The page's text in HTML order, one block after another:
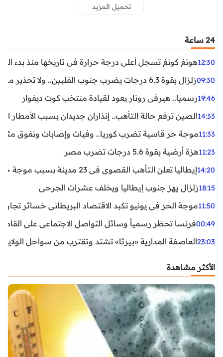
تحميل المزيد
24 ساعة
12:30هونغ كونغ تسجل أعلى درجة حرارة في تاريخها منذ بدء
09:30زلزال بقوة 6.3 درجات يضرب جنوب الفلبين.. ولا تحذير من تسونامي حتى الآن
19:46رسميا.. هيرفي رونار يعود لقيادة منتخب كوت ديفوار
14:33الصين ترفع حالة التأهب.. إنذاران جديدان بسبب الأمطار
11:33موجة حر قاسية تضرب كوريا.. وفيات وإصابات ونفوق مئات
11:23هزة أرضية بقوة 5.6 درجات تضرب مصر
14:20إيطاليا تعلن التأهب القصوى في 23 مدينة بسبب موجة حر شديدة
18:15زلزال يهز جنوب إيطاليا ويخلف عشرات الجرحى
11:50موجة الحر في يونيو تكبد الاقتصاد البريطاني خسائر تجاوزت 1.5 مليار
00:49فرنسا تحظر رسمياً وسائل التواصل الاجتماعي على القاصرين
23:03العاصفة المدارية «بيرثا» تشتد وتقترب من سواحل
الأكثر مشاهدة